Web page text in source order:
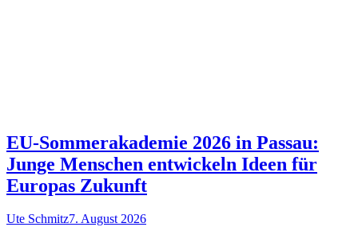
EU-Sommerakademie 2026 in Passau:
Junge Menschen entwickeln Ideen für
Europas Zukunft
Ute Schmitz7. August 2026